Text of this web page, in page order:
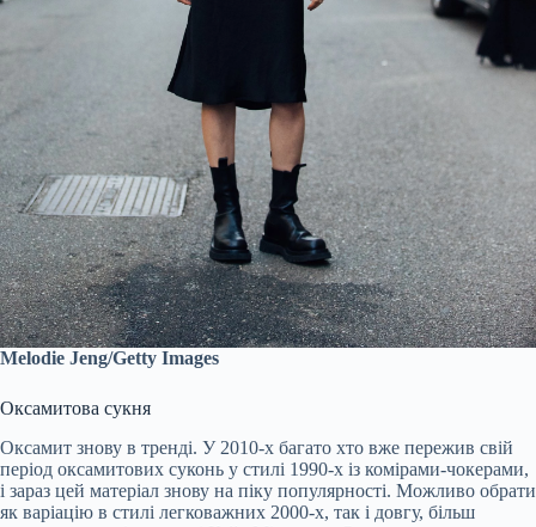
Melodie Jeng/Getty Images
Оксамитова сукня
Оксамит знову в тренді. У 2010-х багато хто вже пережив свій
період оксамитових суконь у стилі 1990-х із комірами-чокерами,
і зараз цей матеріал знову на піку популярності. Можливо обрати
як варіацію в стилі легковажних 2000-х, так і довгу, більш